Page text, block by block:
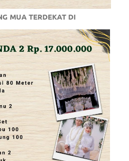
MUA TERDEKAT DI